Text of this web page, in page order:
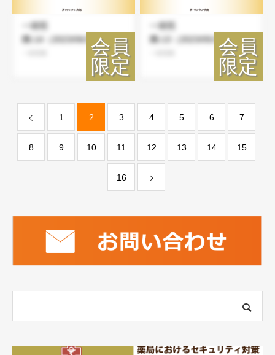
一燈照
隅-14（2023/06/30）
一燈照
隅-13（2023/05/31）
1 2 3 4 5 6 7
8 9 10 11 12 13 14 15
16